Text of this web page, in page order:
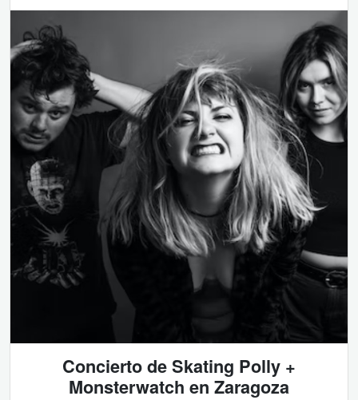
Concierto de Skating Polly +
Monsterwatch en Zaragoza